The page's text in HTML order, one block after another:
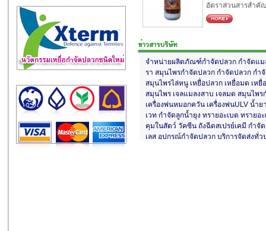
อัตราส่วนสารสำคั
(Imida...
จำหน่ายผลิตภัณฑ์กำจัดปลวก กำจัดแม
รา สมุนไพรกำจัดปลวก กำจัดปลวก กำ
สมุนไพรไล่หนู เหยื่อปลวก เหยื่อมด เหยื่
สมุนไพร เจลแมลงสาบ เจลมด สมุนไพ
เครื่องพ่นหมอกควัน เครื่องพ่นULV น้ำย
เวท กำจัดลูกน้ำยุง ทรายอะเบต ทรายอ
คุมในสัตว์ วัคซีน ถังฉีดสเปรย์เคมี กำจั
เลส อุปกรณ์กำจัดปลวก บริการจัดส่งทั่